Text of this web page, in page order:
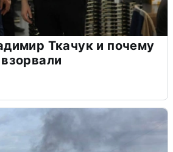
Ткачук и почему